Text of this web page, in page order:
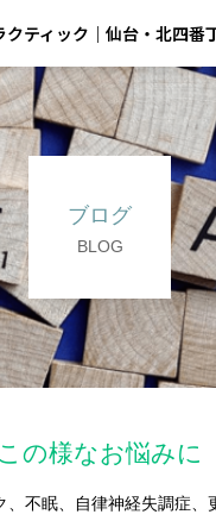
ティック｜仙台・北四番
ブログ
BLOG
この様なお悩みに
、不眠、自律神経失調症、